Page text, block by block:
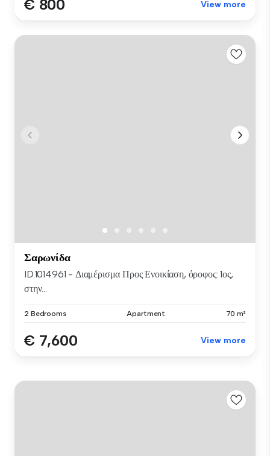
€ 800 View more
Σαρωνίδα
ID.1014961 - Διαμέρισμα Προς Ενοικίαση, όροφος: 1ος,
στην...
2 Bedrooms Apartment 70 m²
€ 7,600 View more